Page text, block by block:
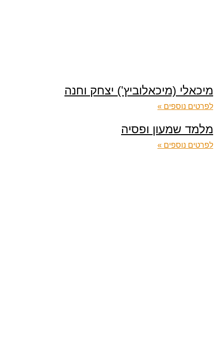
מיכאלי (מיכאלוביץ') יצחק וחנה
לפרטים נוספים »
מלמד שמעון ופסיה
לפרטים נוספים »